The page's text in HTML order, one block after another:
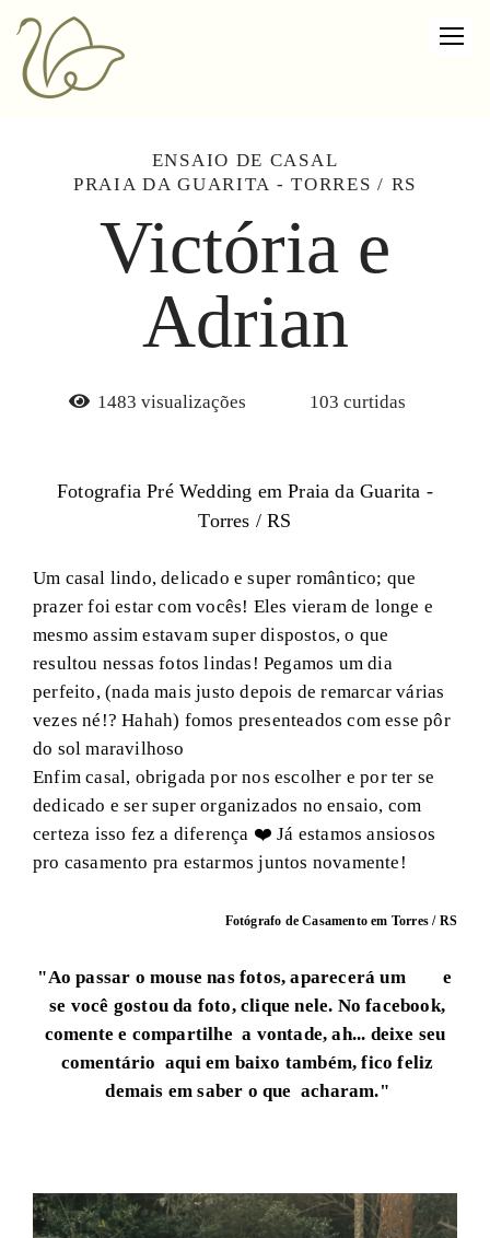
ENSAIO DE CASAL
PRAIA DA GUARITA - TORRES / RS
Victória e
Adrian
1483 visualizações 103 curtidas
Fotografia Pré Wedding em Praia da Guarita -
Torres / RS
Um casal lindo, delicado e super romântico; que
prazer foi estar com vocês! Eles vieram de longe e
mesmo assim estavam super dispostos, o que
resultou nessas fotos lindas! Pegamos um dia
perfeito, (nada mais justo depois de remarcar várias
vezes né!? Hahah) fomos presenteados com esse pôr
do sol maravilhoso
Enfim casal, obrigada por nos escolher e por ter se
dedicado e ser super organizados no ensaio, com
certeza isso fez a diferença ❤️ Já estamos ansiosos
pro casamento pra estarmos juntos novamente!
Fotógrafo de Casamento em Torres / RS
"Ao passar o mouse nas fotos, aparecerá um
e
se você gostou da foto, clique nele. No facebook,
comente e compartilhe a vontade, ah... deixe seu
comentário aqui em baixo também, fico feliz
demais em saber o que acharam."